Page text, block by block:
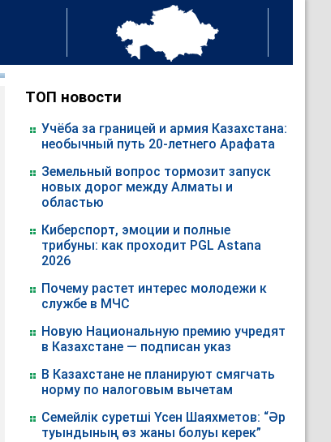
ТОП новости
Учёба за границей и армия Казахстана:
необычный путь 20-летнего Арафата
Земельный вопрос тормозит запуск
новых дорог между Алматы и
областью
Киберспорт, эмоции и полные
трибуны: как проходит PGL Astana
2026
Почему растет интерес молодежи к
службе в МЧС
Новую Национальную премию учредят
в Казахстане — подписан указ
В Казахстане не планируют смягчать
норму по налоговым вычетам
Семейлік суретші Үсен Шаяхметов: “Әр
туындының өз жаны болуы керек”